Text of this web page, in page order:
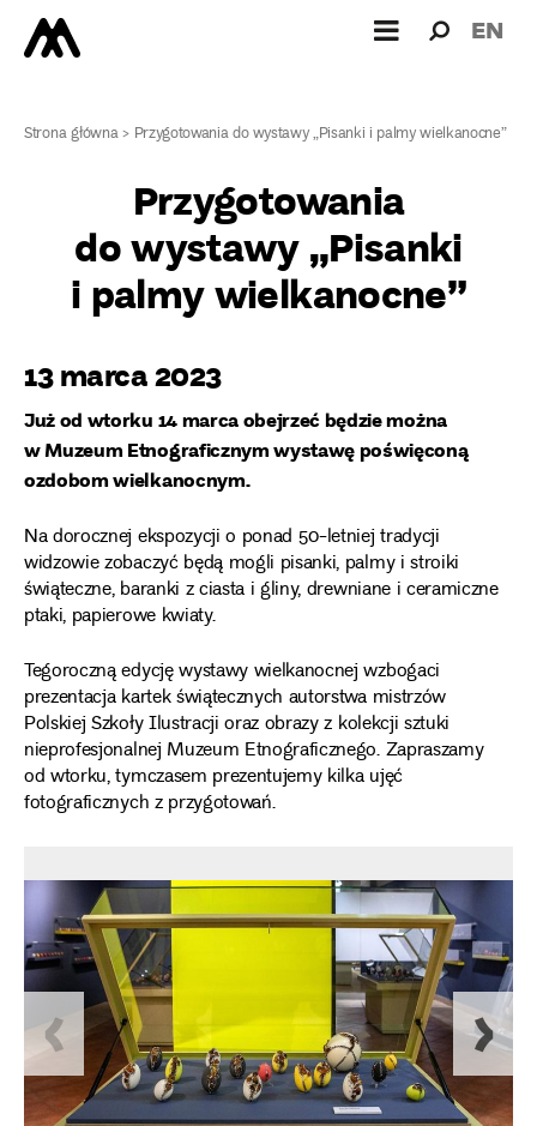
dla: EN
Strona główna> Przygotowania do wystawy „Pisanki i palmy wielkanocne”
Przygotowania
do wystawy „Pisanki
i palmy wielkanocne”
13 marca 2023
Już od wtorku 14 marca obejrzeć będzie można
w Muzeum Etnograficznym wystawę poświęconą
ozdobom wielkanocnym.
Na dorocznej ekspozycji o ponad 50-letniej tradycji
widzowie zobaczyć będą mogli pisanki, palmy i stroiki
świąteczne, baranki z ciasta i gliny, drewniane i ceramiczne
ptaki, papierowe kwiaty.
Tegoroczną edycję wystawy wielkanocnej wzbogaci
prezentacja kartek świątecznych autorstwa mistrzów
Polskiej Szkoły Ilustracji oraz obrazy z kolekcji sztuki
nieprofesjonalnej Muzeum Etnograficznego. Zapraszamy
od wtorku, tymczasem prezentujemy kilka ujęć
fotograficznych z przygotowań.